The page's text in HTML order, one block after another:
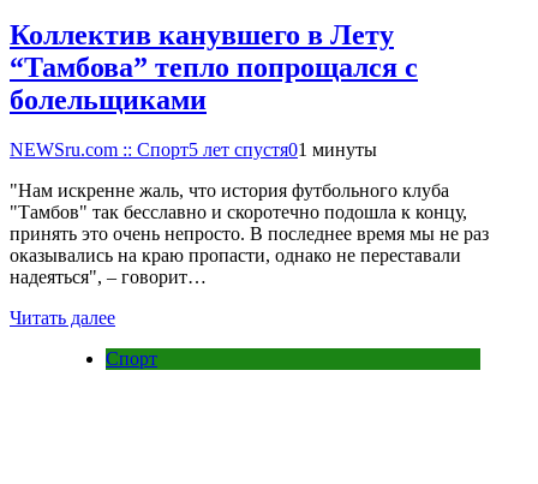
Коллектив канувшего в Лету
“Тамбова” тепло попрощался с
болельщиками
NEWSru.com :: Спорт5 лет спустя01 минуты
"Нам искренне жаль, что история футбольного клуба
"Тамбов" так бесславно и скоротечно подошла к концу,
принять это очень непросто. В последнее время мы не раз
оказывались на краю пропасти, однако не переставали
надеяться", – говорит…
Читать далее
Спорт